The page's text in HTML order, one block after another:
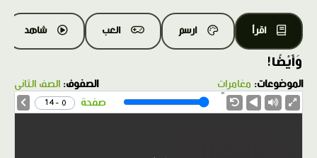
اقرأ ارسم العب شاهد
وَأَيْضًا!
الموضوعات: مغامرات الصفوف: الصف الثاني
صفحة 0 - 14